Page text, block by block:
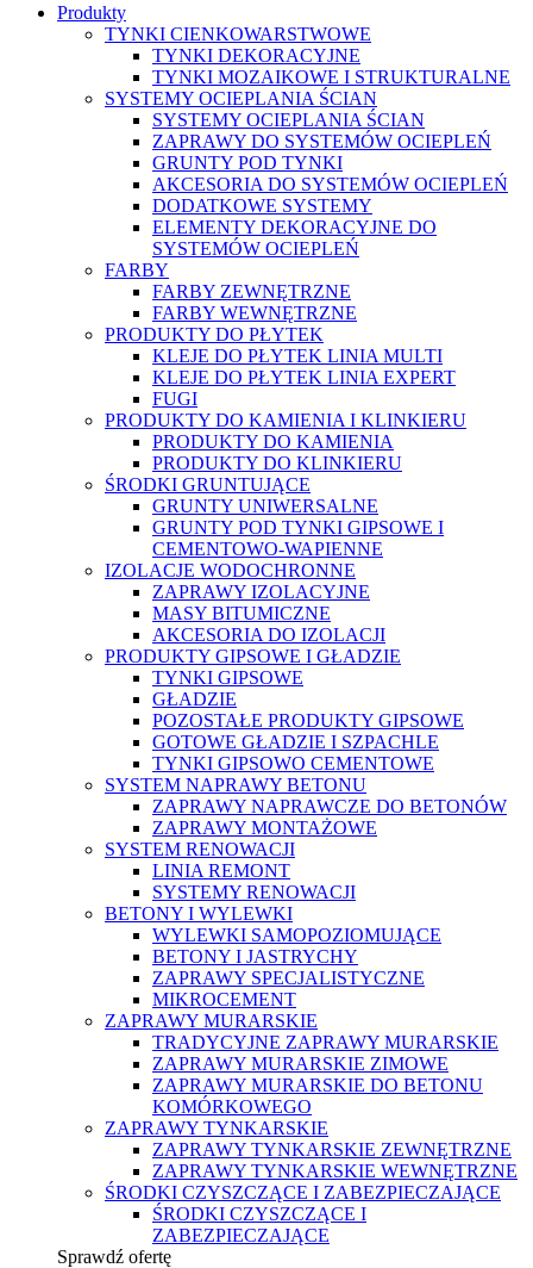
Produkty
TYNKI CIENKOWARSTWOWE
TYNKI DEKORACYJNE
TYNKI MOZAIKOWE I STRUKTURALNE
SYSTEMY OCIEPLANIA ŚCIAN
SYSTEMY OCIEPLANIA ŚCIAN
ZAPRAWY DO SYSTEMÓW OCIEPLEŃ
GRUNTY POD TYNKI
AKCESORIA DO SYSTEMÓW OCIEPLEŃ
DODATKOWE SYSTEMY
ELEMENTY DEKORACYJNE DO
SYSTEMÓW OCIEPLEŃ
FARBY
FARBY ZEWNĘTRZNE
FARBY WEWNĘTRZNE
PRODUKTY DO PŁYTEK
KLEJE DO PŁYTEK LINIA MULTI
KLEJE DO PŁYTEK LINIA EXPERT
FUGI
PRODUKTY DO KAMIENIA I KLINKIERU
PRODUKTY DO KAMIENIA
PRODUKTY DO KLINKIERU
ŚRODKI GRUNTUJĄCE
GRUNTY UNIWERSALNE
GRUNTY POD TYNKI GIPSOWE I
CEMENTOWO-WAPIENNE
IZOLACJE WODOCHRONNE
ZAPRAWY IZOLACYJNE
MASY BITUMICZNE
AKCESORIA DO IZOLACJI
PRODUKTY GIPSOWE I GŁADZIE
TYNKI GIPSOWE
GŁADZIE
POZOSTAŁE PRODUKTY GIPSOWE
GOTOWE GŁADZIE I SZPACHLE
TYNKI GIPSOWO CEMENTOWE
SYSTEM NAPRAWY BETONU
ZAPRAWY NAPRAWCZE DO BETONÓW
ZAPRAWY MONTAŻOWE
SYSTEM RENOWACJI
LINIA REMONT
SYSTEMY RENOWACJI
BETONY I WYLEWKI
WYLEWKI SAMOPOZIOMUJĄCE
BETONY I JASTRYCHY
ZAPRAWY SPECJALISTYCZNE
MIKROCEMENT
ZAPRAWY MURARSKIE
TRADYCYJNE ZAPRAWY MURARSKIE
ZAPRAWY MURARSKIE ZIMOWE
ZAPRAWY MURARSKIE DO BETONU
KOMÓRKOWEGO
ZAPRAWY TYNKARSKIE
ZAPRAWY TYNKARSKIE ZEWNĘTRZNE
ZAPRAWY TYNKARSKIE WEWNĘTRZNE
ŚRODKI CZYSZCZĄCE I ZABEZPIECZAJĄCE
ŚRODKI CZYSZCZĄCE I
ZABEZPIECZAJĄCE
Sprawdź ofertę